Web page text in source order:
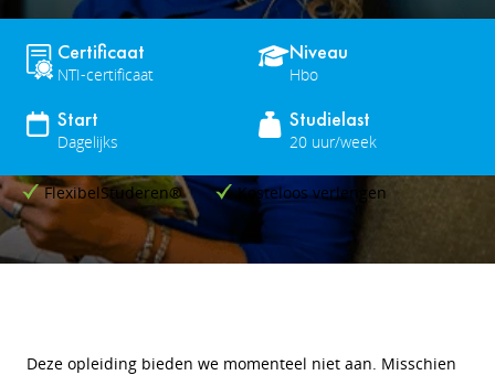
Certificaat
NTI-certificaat
Niveau
Hbo
Start
Dagelijks
Studielast
20 uur/week
FlexibelStuderen® Kosteloos verlengen
Deze opleiding bieden we momenteel niet aan. Misschien